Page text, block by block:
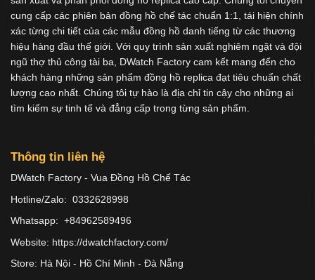
cung cấp các phiên bản đồng hồ chế tác chuẩn 1:1, tái hiện chính
xác từng chi tiết của các mẫu đồng hồ danh tiếng từ các thương
hiệu hàng đầu thế giới. Với quy trình sản xuất nghiêm ngặt và đội
ngũ thợ thủ công tài ba, DWatch Factory cam kết mang đến cho
khách hàng những sản phẩm đồng hồ replica đạt tiêu chuẩn chất
lượng cao nhất. Chúng tôi tự hào là địa chỉ tin cậy cho những ai
tìm kiếm sự tinh tế và đẳng cấp trong từng sản phẩm.
Thông tin liên hệ
DWatch Factory - Vua Đồng Hồ Chế Tác
Hotline/Zalo: 0332628998
Whatsapp: +84962589496
Website: https://dwatchfactory.com/
Store: Hà Nội - Hồ Chí Minh - Đà Nẵng